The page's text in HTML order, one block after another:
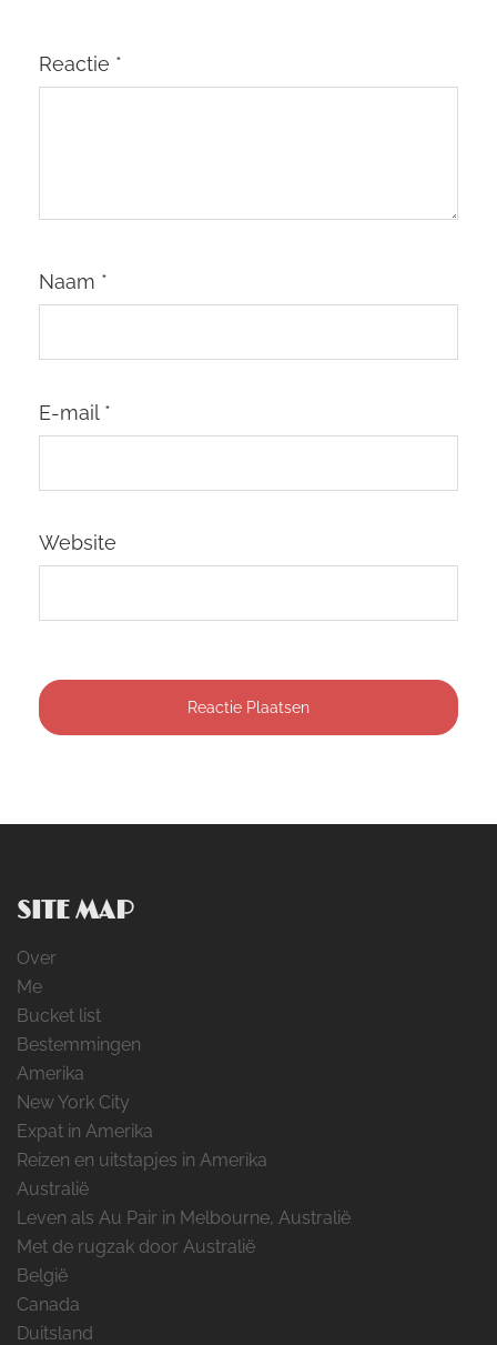
Reactie *
Naam *
E-mail *
Website
SITE MAP
Over
Me
Bucket list
Bestemmingen
Amerika
New York City
Expat in Amerika
Reizen en uitstapjes in Amerika
Australië
Leven als Au Pair in Melbourne, Australië
Met de rugzak door Australië
België
Canada
Duitsland